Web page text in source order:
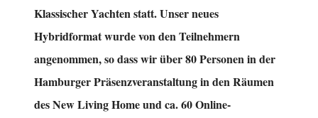
Klassischer Yachten statt. Unser neues
Hybridformat wurde von den Teilnehmern
angenommen, so dass wir über 80 Personen in der
Hamburger Präsenzveranstaltung in den Räumen
des New Living Home und ca. 60 Online-